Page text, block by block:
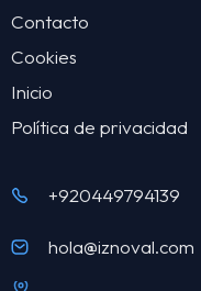
Contacto
Cookies
Inicio
Política de privacidad
+920449794139
hola@iznoval.com